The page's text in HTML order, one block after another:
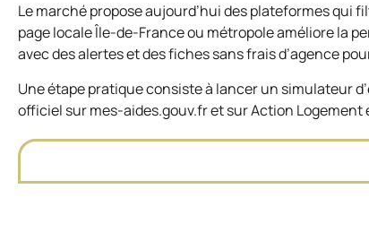
Le marché propose aujourd’hui des plateformes qui
page locale Île-de-France ou métropole améliore la
avec des alertes et des fiches sans frais d’agence
Une étape pratique consiste à lancer un simulateur
officiel sur mes-aides.gouv.fr et sur Action Logement